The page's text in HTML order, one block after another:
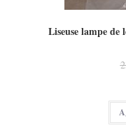
Liseuse lampe de